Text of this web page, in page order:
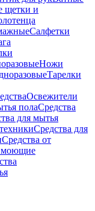
щетки и
Салфетки
Ножи
Тарелки
Освежители
полаСредства
для мытья
Средства для
Средства от
моющие